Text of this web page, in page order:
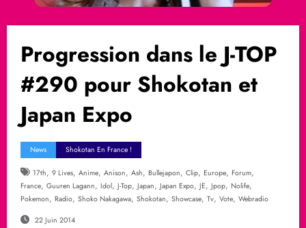
Progression dans le J-TOP
#290 pour Shokotan et
Japan Expo
News Shokotan En France !
17th, 9 Lives, Anime, Anison, Ash, Bullejapon, Clip, Europe, Forum,
France, Guuren Lagann, Idol, J-Top, Japan, Japan Expo, JE, Jpop, Nolife,
Pokemon, Radio, Shoko Nakagawa, Shokotan, Showcase, Tv, Vote, Webradio
22 Juin 2014